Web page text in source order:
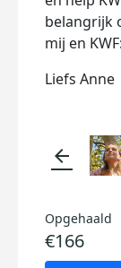
belangrijk
mij en
Liefs Anne
arrow_back
Opgehaald
€166